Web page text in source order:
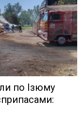
по Ізюму